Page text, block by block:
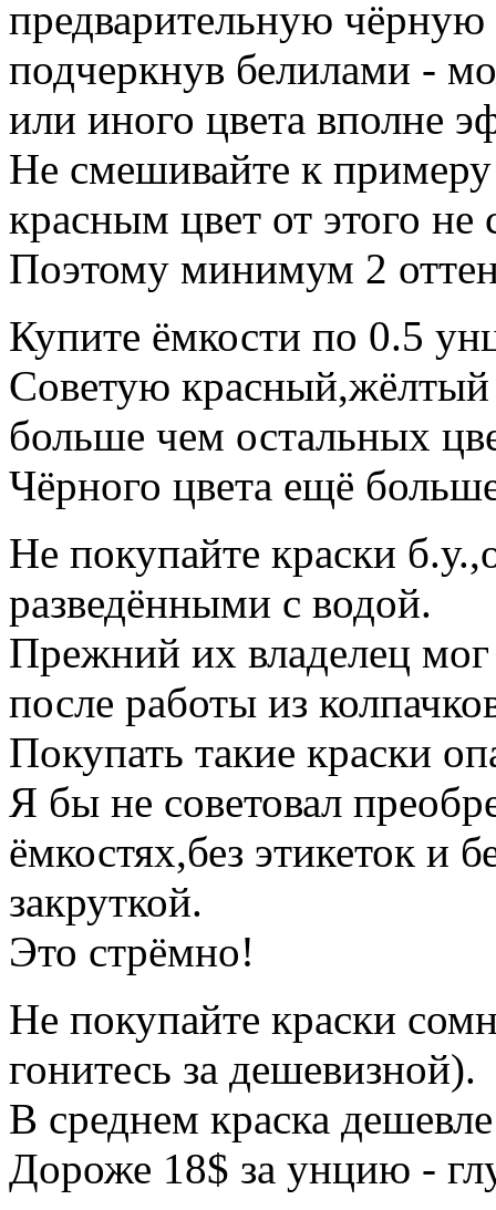
предварительную чёрную
подчеркнув белилами -
или иного цвета вполне
Не смешивайте к
красным цвет от этого не
Поэтому минимум 2
Купите ёмкости по 0.5
Советую красный,жёлтый
больше чем остальных
Чёрного цвета ещё
Не покупайте краски
разведёнными с водой.
Прежний их владелец мог
после работы из
Покупать такие краски
Я бы не советовал
ёмкостях,без этикеток и
закруткой.
Это стрёмно!
Не покупайте краски
гонитесь за дешевизной).
В среднем краска
Дороже 18$ за унцию -